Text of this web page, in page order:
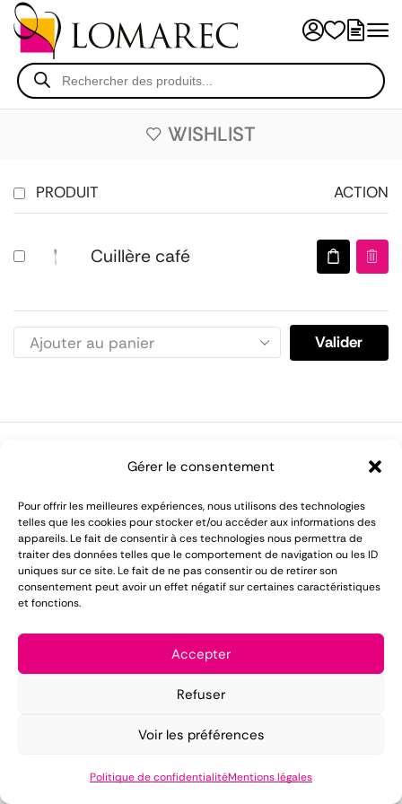
Gérer le consentement
Pour offrir les meilleures expériences, nous utilisons des technologies
telles que les cookies pour stocker et/ou accéder aux informations des
appareils. Le fait de consentir à ces technologies nous permettra de
traiter des données telles que le comportement de navigation ou les ID
uniques sur ce site. Le fait de ne pas consentir ou de retirer son
consentement peut avoir un effet négatif sur certaines caractéristiques
et fonctions.
Accepter
Refuser
Voir les préférences
Politique de confidentialitéMentions légales
WISHLIST
PRODUIT ACTION
Cuillère café
Valider
Catalogue CGV
LOMAREC met à votre disposition plus de 55 ans
d'expérience dans le domaine de la location de
matériel pour réception.
Mentions légales
Politique de confidentialité
Copyright ©2025 LOMAREC – Design by